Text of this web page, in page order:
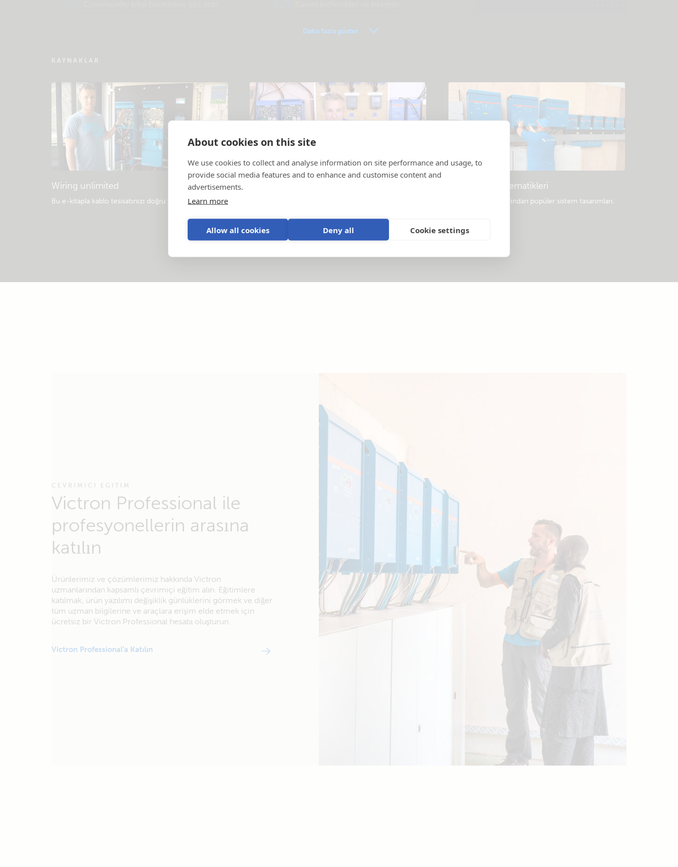
About cookies on this site
We use cookies to collect and analyse information on site performance and usage, to
provide social media features and to enhance and customise content and
advertisements.
Learn more
Allow all cookies Deny all Cookie settings
Daha fazla göster
KAYNAKLAR
Wiring unlimited
Bu e-kitapla kablo tesisatınızı doğru yapın
Örnek sistem şematikleri
Profesyoneller tarafından popüler sistem tasarımları.
CEVRIMICI EGITIM
Victron Professional ile
profesyonellerin arasına
katılın
Ürünlerimiz ve çözümlerimiz hakkında Victron
uzmanlarından kapsamlı çevrimiçi eğitim alın. Eğitimlere
katılmak, ürün yazılımı değişiklik günlüklerini görmek ve diğer
tüm uzman bilgilerine ve araçlara erişim elde etmek için
ücretsiz bir Victron Professional hesabı oluşturun.
Victron Professional'a Katılın